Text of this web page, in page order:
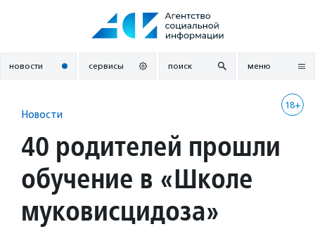
новости сервисы поиск меню
18+
Новости
40 родителей прошли
обучение в «Школе
муковисцидоза»